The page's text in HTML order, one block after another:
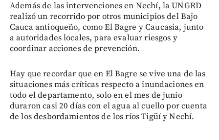
Además de las intervenciones en Nechí, la UNGRD
realizó un recorrido por otros municipios del Bajo
Cauca antioqueño, como El Bagre y Caucasia, junto
a autoridades locales, para evaluar riesgos y
coordinar acciones de prevención.
Hay que recordar que en El Bagre se vive una de las
situaciones más críticas respecto a inundaciones en
todo el departamento, solo en el mes de junio
duraron casi 20 días con el agua al cuello por cuenta
de los desbordamientos de los ríos Tigüí y Nechí.